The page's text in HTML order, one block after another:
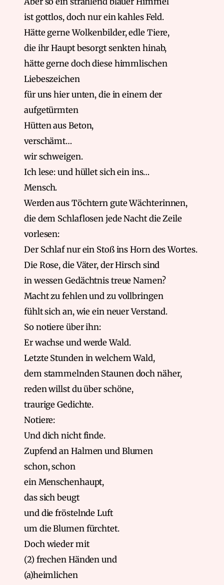
ist gottlos, doch nur ein kahles Feld.
Hätte gerne Wolkenbilder, edle Tiere,
die ihr Haupt besorgt senkten hinab,
hätte gerne doch diese himmlischen
Liebeszeichen
für uns hier unten, die in einem der
aufgetürmten
Hütten aus Beton,
verschämt…
wir schweigen.
Ich lese: und hüllet sich ein ins…
Mensch.
Werden aus Töchtern gute Wächterinnen,
die dem Schlaflosen jede Nacht die Zeile
vorlesen:
Der Schlaf nur ein Stoß ins Horn des Wortes.
Die Rose, die Väter, der Hirsch sind
in wessen Gedächtnis treue Namen?
Macht zu fehlen und zu vollbringen
fühlt sich an, wie ein neuer Verstand.
So notiere über ihn:
Er wachse und werde Wald.
Letzte Stunden in welchem Wald,
dem stammelnden Staunen doch näher,
reden willst du über schöne,
traurige Gedichte.
Notiere:
Und dich nicht finde.
Zupfend an Halmen und Blumen
schon, schon
ein Menschenhaupt,
das sich beugt
und die fröstelnde Luft
um die Blumen fürchtet.
Doch wieder mit
(2) frechen Händen und
(a)heimlichen